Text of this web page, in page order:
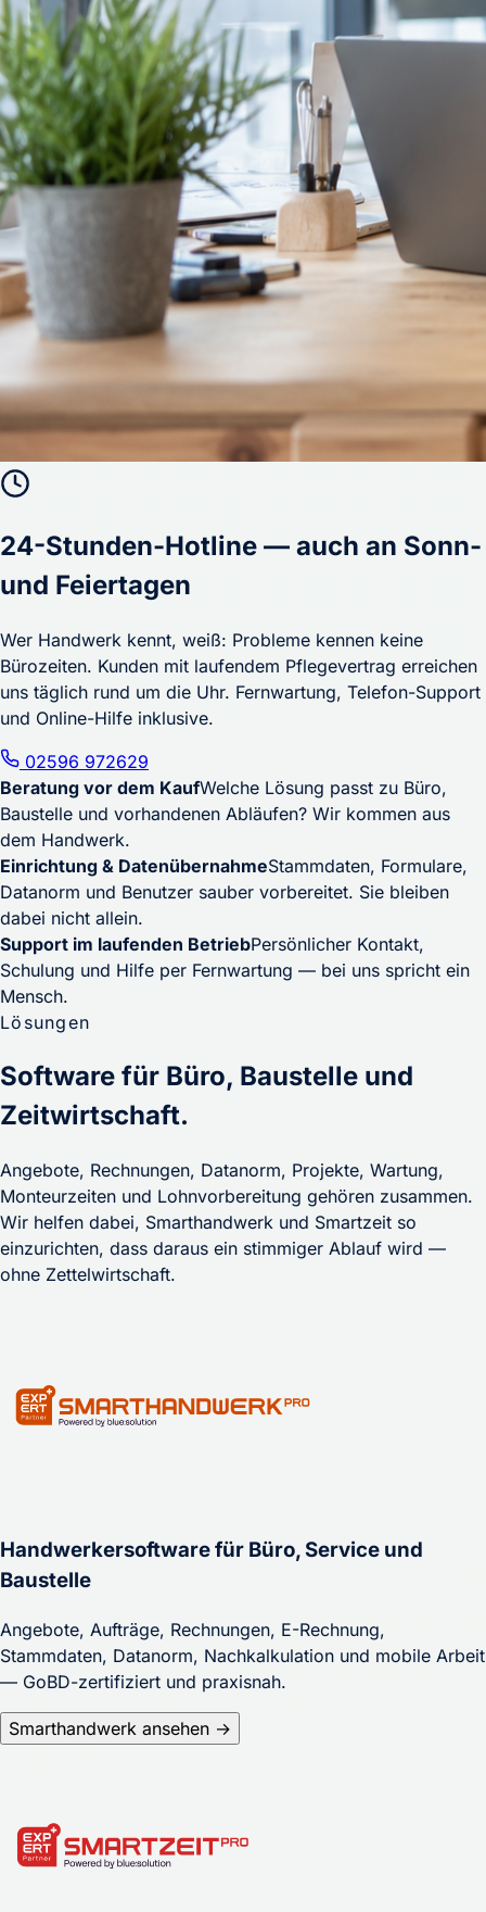
24-Stunden-Hotline — auch an Sonn-
und Feiertagen
Wer Handwerk kennt, weiß: Probleme kennen keine
Bürozeiten. Kunden mit laufendem Pflegevertrag erreichen
uns täglich rund um die Uhr. Fernwartung, Telefon-Support
und Online-Hilfe inklusive.
02596 972629
Beratung vor dem KaufWelche Lösung passt zu Büro,
Baustelle und vorhandenen Abläufen? Wir kommen aus
dem Handwerk.
Einrichtung & DatenübernahmeStammdaten, Formulare,
Datanorm und Benutzer sauber vorbereitet. Sie bleiben
dabei nicht allein.
Support im laufenden BetriebPersönlicher Kontakt,
Schulung und Hilfe per Fernwartung — bei uns spricht ein
Mensch.
Lösungen
Software für Büro, Baustelle und
Zeitwirtschaft.
Angebote, Rechnungen, Datanorm, Projekte, Wartung,
Monteurzeiten und Lohnvorbereitung gehören zusammen.
Wir helfen dabei, Smarthandwerk und Smartzeit so
einzurichten, dass daraus ein stimmiger Ablauf wird —
ohne Zettelwirtschaft.
Handwerkersoftware für Büro, Service und
Baustelle
Angebote, Aufträge, Rechnungen, E-Rechnung,
Stammdaten, Datanorm, Nachkalkulation und mobile Arbeit
— GoBD-zertifiziert und praxisnah.
Smarthandwerk ansehen →